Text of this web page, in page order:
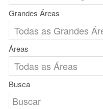
Grandes Áreas
Áreas
Busca